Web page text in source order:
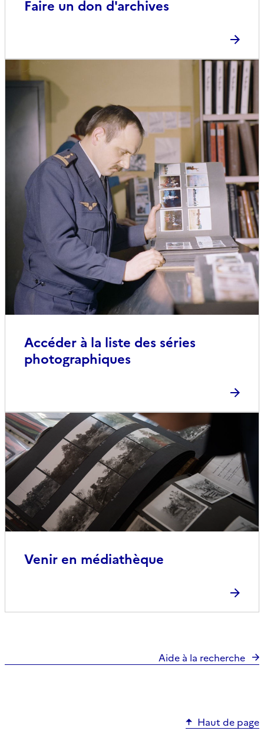
Faire un don d'archives
Accéder à la liste des séries
photographiques
Venir en médiathèque
Aide à la recherche
Haut de page